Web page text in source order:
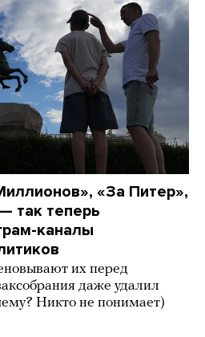
«За Питер»,
так теперь
каналы
их перед
даже удалил
Никто не понимает)